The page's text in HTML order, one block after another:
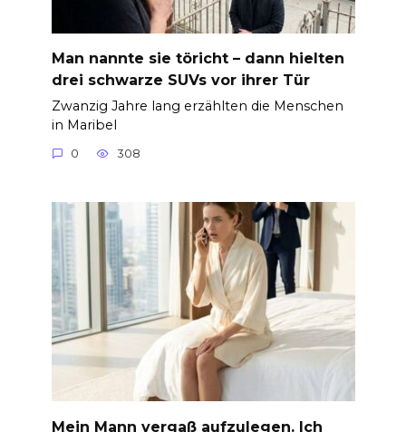
Man nannte sie töricht – dann hielten
drei schwarze SUVs vor ihrer Tür
Zwanzig Jahre lang erzählten die Menschen
in Maribel
0 308
Mein Mann vergaß aufzulegen. Ich